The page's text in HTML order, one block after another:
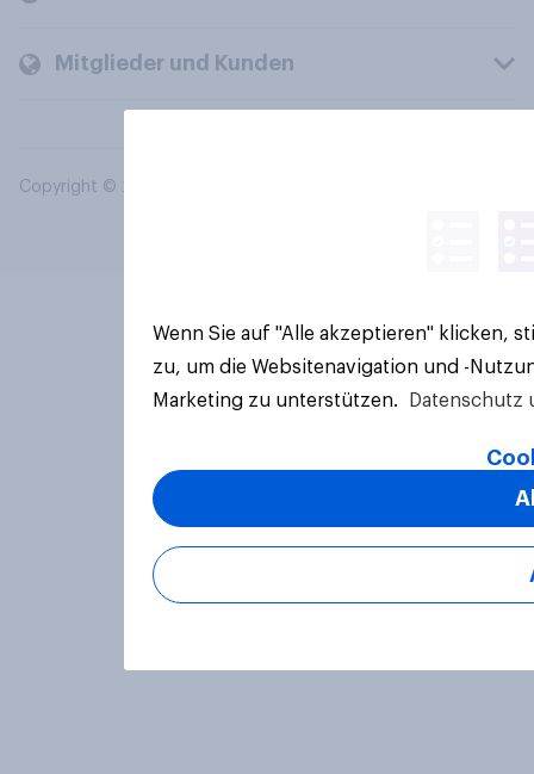
Mitglieder und Kunden
Copyright © 2026 YouGov PLC. Alle Rechte vorbehalten.
Wenn Sie auf "Alle akzeptieren" klicken,
zu, um die Websitenavigation und -
Marketing zu unterstützen.
Datenschutz